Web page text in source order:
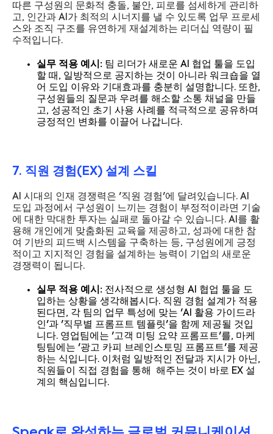
따른 구성원의 문화적 충돌, 불안, 피로를 섬세하게 관리하
고, 인간과 AI가 최적의 시너지를 낼 수 있도록 업무 프로세
스와 조직 구조를 유연하게 재설계하는 리더십 역량이 필
수적입니다.
실무 적용 예시: 팀 리더가 새로운 AI 협업 툴을 도입
할 때, 일방적으로 공지하는 것이 아니라 워크숍을 열
어 도입 이유와 기대효과를 충분히 설명합니다. 또한,
구성원들의 질문과 우려를 해소할 소통 채널을 만들
고, 성공적인 초기 사용 사례를 적극적으로 공유하며
긍정적인 변화를 이끌어 나갑니다.
7. 직원 경험(EX) 설계 스킬
AI 시대의 인재 경쟁력은 '직원 경험'에 달려있습니다. AI
도입 과정에서 구성원이 느끼는 경험이 부정적이라면 기술
에 대한 막대한 투자는 실패로 돌아갈 수 있습니다. AI를 활
용해 개인에게 맞춤화된 교육을 제공하고, 성과에 대한 참
여 기반의 피드백 시스템을 구축하는 등, 구성원에게 긍정
적이고 지지적인 경험을 설계하는 능력이 기업의 새로운
경쟁력이 됩니다.
실무 적용 예시: 전사적으로 생성형 AI 협업 툴을 도
입하는 상황을 생각해봅시다. 직원 경험 설계가 적용
된다면, 각 팀의 업무 특성에 맞는 'AI 활용 가이드라
인'과 '직무별 프롬프트 템플릿'을 함께 제공될 것입
니다. 영업팀에는 '고객 미팅 요약 프롬프트'를, 마케
팅팀에는 '광고 카피 브레인스토밍 프롬프트'를 제공
하는 식입니다. 이처럼 일방적인 전달과 지시가 아닌,
직원들이 직접 경험을 통해 해주는 것이 바로 EX 설
계의 핵심입니다.